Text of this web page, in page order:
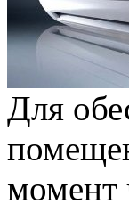
Для
момент